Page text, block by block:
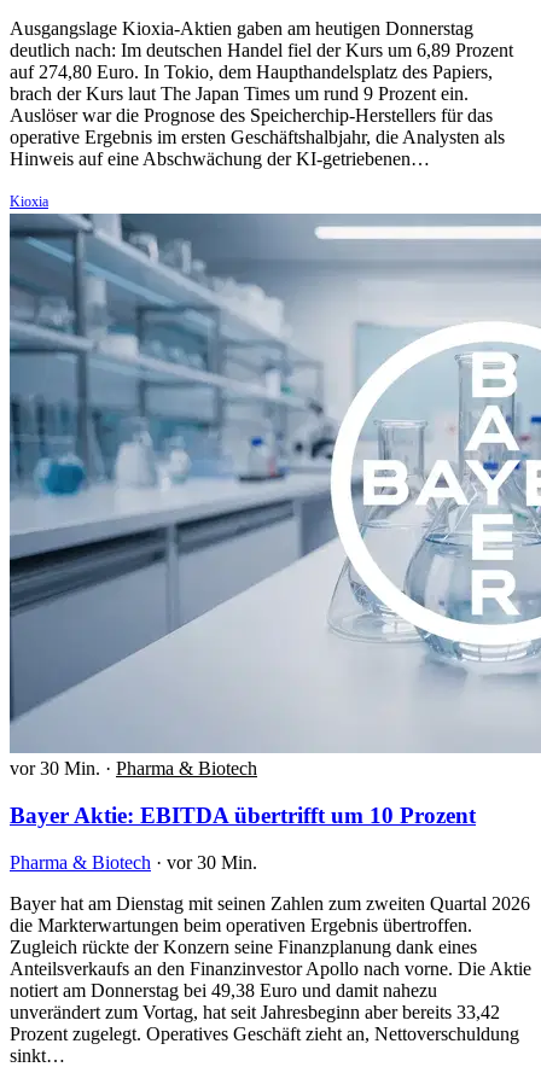
Ausgangslage Kioxia-Aktien gaben am heutigen Donnerstag
deutlich nach: Im deutschen Handel fiel der Kurs um 6,89 Prozent
auf 274,80 Euro. In Tokio, dem Haupthandelsplatz des Papiers,
brach der Kurs laut The Japan Times um rund 9 Prozent ein.
Auslöser war die Prognose des Speicherchip-Herstellers für das
operative Ergebnis im ersten Geschäftshalbjahr, die Analysten als
Hinweis auf eine Abschwächung der KI-getriebenen…
Kioxia
vor 30 Min. · Pharma & Biotech
Bayer Aktie: EBITDA übertrifft um 10 Prozent
Pharma & Biotech · vor 30 Min.
Bayer hat am Dienstag mit seinen Zahlen zum zweiten Quartal 2026
die Markterwartungen beim operativen Ergebnis übertroffen.
Zugleich rückte der Konzern seine Finanzplanung dank eines
Anteilsverkaufs an den Finanzinvestor Apollo nach vorne. Die Aktie
notiert am Donnerstag bei 49,38 Euro und damit nahezu
unverändert zum Vortag, hat seit Jahresbeginn aber bereits 33,42
Prozent zugelegt. Operatives Geschäft zieht an, Nettoverschuldung
sinkt…